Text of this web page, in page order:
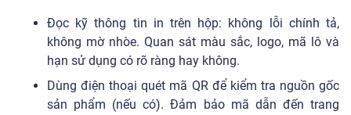
Đọc kỹ thông tin in trên hộp: không lỗi chính tả,
không mờ nhòe. Quan sát màu sắc, logo, mã lô và
hạn sử dụng có rõ ràng hay không.
Dùng điện thoại quét mã QR để kiểm tra nguồn gốc
sản phẩm (nếu có). Đảm bảo mã dẫn đến trang